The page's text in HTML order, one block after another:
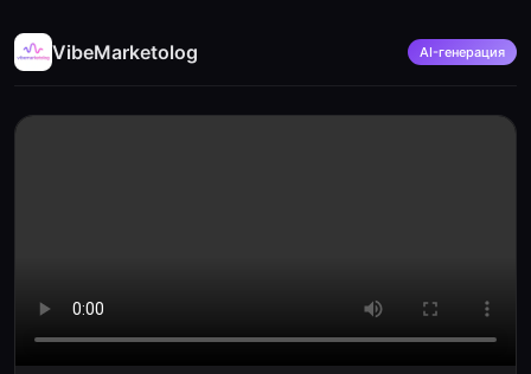
VibeMarketolog AI-генерация